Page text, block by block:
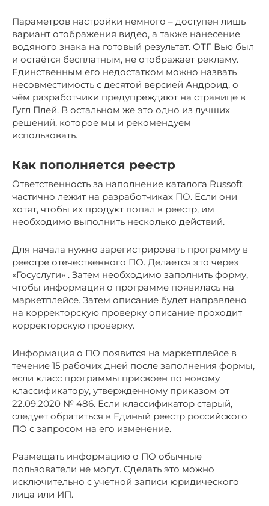
Параметров настройки немного – доступен лишь
вариант отображения видео, а также нанесение
водяного знака на готовый результат. ОТГ Вью был
и остаётся бесплатным, не отображает рекламу.
Единственным его недостатком можно назвать
несовместимость с десятой версией Андроид, о
чём разработчики предупреждают на странице в
Гугл Плей. В остальном же это одно из лучших
решений, которое мы и рекомендуем
использовать.
Как пополняется реестр
Ответственность за наполнение каталога Russoft
частично лежит на разработчиках ПО. Если они
хотят, чтобы их продукт попал в реестр, им
необходимо выполнить несколько действий.
Для начала нужно зарегистрировать программу в
реестре отечественного ПО. Делается это через
«Госуслуги» . Затем необходимо заполнить форму,
чтобы информация о программе появилась на
маркетплейсе. Затем описание будет направлено
на корректорскую проверку описание проходит
корректорскую проверку.
Информация о ПО появится на маркетплейсе в
течение 15 рабочих дней после заполнения формы,
если класс программы присвоен по новому
классификатору, утвержденному приказом от
22.09.2020 № 486. Если классификатор старый,
следует обратиться в Единый реестр российского
ПО с запросом на его изменение.
Размещать информацию о ПО обычные
пользователи не могут. Сделать это можно
исключительно с учетной записи юридического
лица или ИП.